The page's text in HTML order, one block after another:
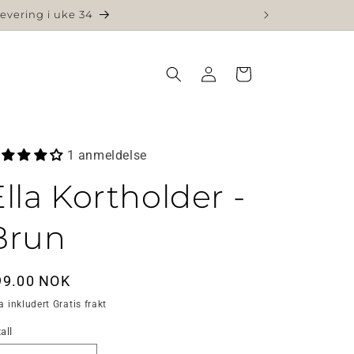
i uke 34
inn
Handlekurv
1 anmeldelse
Kortholder -
NOK
inkludert Gratis frakt